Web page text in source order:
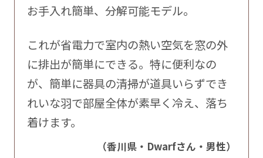
お手入れ簡単、分解可能モデル。
これが省電力で室内の熱い空気を窓の外
に排出が簡単にできる。特に便利なの
が、簡単に器具の清掃が道具いらずでき
れいな羽で部屋全体が素早く冷え、落ち
着けます。
（香川県・Dwarfさん・男性）